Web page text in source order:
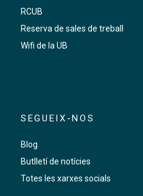
RCUB
Reserva de sales de treball
Wifi de la UB
SEGUEIX-NOS
Blog
Butlletí de notícies
Totes les xarxes socials